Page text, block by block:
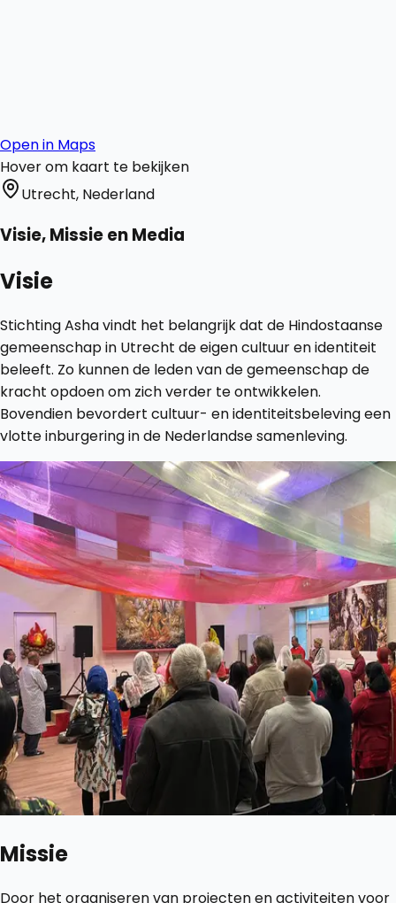
Open in Maps
Hover om kaart te bekijken
Utrecht, Nederland
Visie, Missie en Media
Visie
Stichting Asha vindt het belangrijk dat de Hindostaanse
gemeenschap in Utrecht de eigen cultuur en identiteit
beleeft. Zo kunnen de leden van de gemeenschap de
kracht opdoen om zich verder te ontwikkelen.
Bovendien bevordert cultuur- en identiteitsbeleving een
vlotte inburgering in de Nederlandse samenleving.
Missie
Door het organiseren van projecten en activiteiten voor